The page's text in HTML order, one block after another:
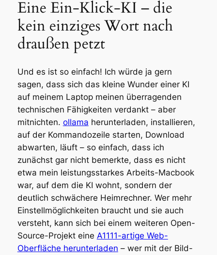
Eine Ein-Klick-KI – die
kein einziges Wort nach
draußen petzt
Und es ist so einfach! Ich würde ja gern
sagen, dass sich das kleine Wunder einer KI
auf meinem Laptop meinen überragenden
technischen Fähigkeiten verdankt – aber
mitnichten. ollama herunterladen, installieren,
auf der Kommandozeile starten, Download
abwarten, läuft – so einfach, dass ich
zunächst gar nicht bemerkte, dass es nicht
etwa mein leistungsstarkes Arbeits-Macbook
war, auf dem die KI wohnt, sondern der
deutlich schwächere Heimrechner. Wer mehr
Einstellmöglichkeiten braucht und sie auch
versteht, kann sich bei einem weiteren Open-
Source-Projekt eine A1111-artige Web-
Oberfläche herunterladen – wer mit der Bild-